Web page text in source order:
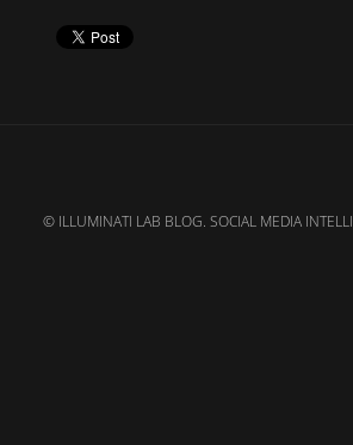
© ILLUMINATI LAB BLOG. SOCIAL MEDIA